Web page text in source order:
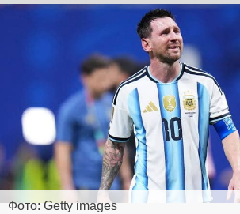
Фото: Getty images